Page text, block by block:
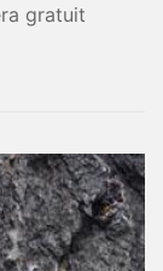
gratuit